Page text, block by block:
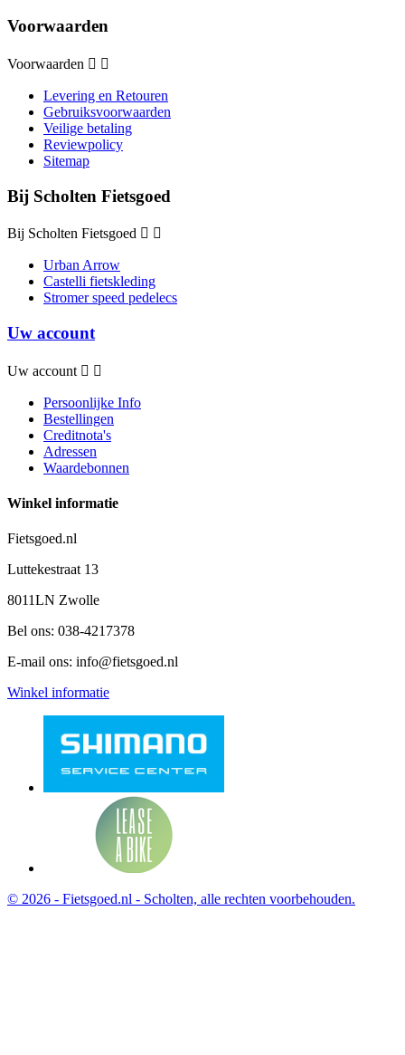
Voorwaarden
Voorwaarden  
Levering en Retouren
Gebruiksvoorwaarden
Veilige betaling
Reviewpolicy
Sitemap
Bij Scholten Fietsgoed
Bij Scholten Fietsgoed  
Urban Arrow
Castelli fietskleding
Stromer speed pedelecs
Uw account
Uw account  
Persoonlijke Info
Bestellingen
Creditnota's
Adressen
Waardebonnen
Winkel informatie
Fietsgoed.nl
Luttekestraat 13
8011LN Zwolle
Bel ons: 038-4217378
E-mail ons: info@fietsgoed.nl
Winkel informatie
© 2026 - Fietsgoed.nl - Scholten, alle rechten voorbehouden.